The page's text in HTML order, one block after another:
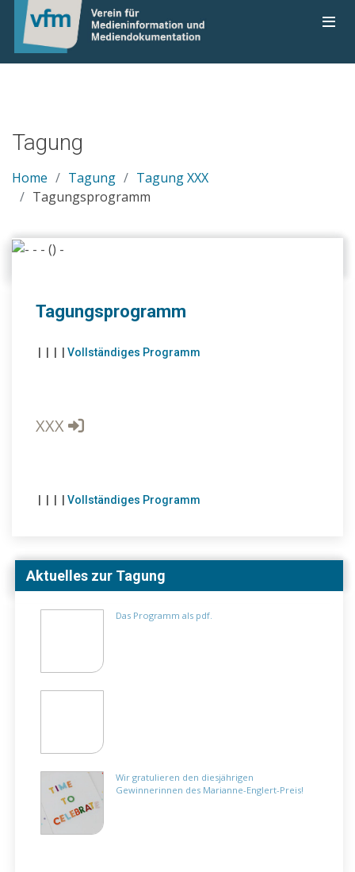
Tagung
Home Tagung
Tagung XXX
Tagungsprogramm
Tagungsprogramm
Vollständiges Programm
XXX
Vollständiges Programm
Aktuelles zur Tagung
Das Programm als pdf.
Wir gratulieren den diesjährigen
Gewinnerinnen des Marianne-Englert-Preis!